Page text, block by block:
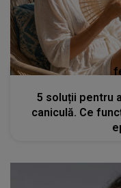
5 soluții pentru
caniculă. Ce